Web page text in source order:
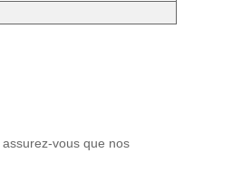
vous que nos